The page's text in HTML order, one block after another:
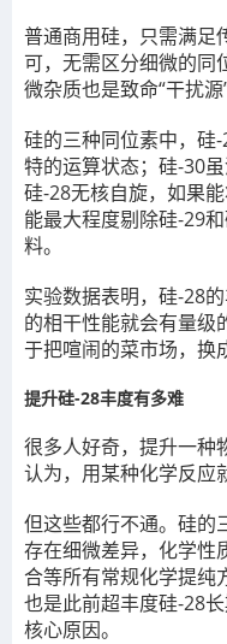
普通商用硅，只需满足
可，无需区分细微的同
微杂质也是致命“干扰源
硅的三种同位素中，硅
特的运算状态；硅-30
硅-28无核自旋，如果
能最大程度剔除硅-29
料。
实验数据表明，硅-28
的相干性能就会有量
于把喧闹的菜市场，换
提升硅-28丰度有多难
很多人好奇，提升一种
认为，用某种化学反应
但这些都行不通。硅的
存在细微差异，化学性
合等所有常规化学提纯
也是此前超丰度硅-28
核心原因。